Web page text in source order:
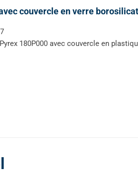
couvercle en verre
180P000 avec couvercle en